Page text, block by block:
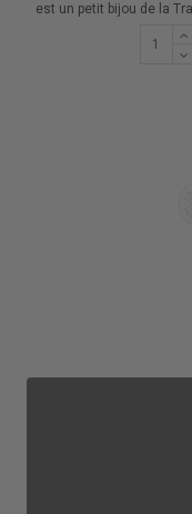
est un petit bijou de la
Les Rhums de Tradition
Rhum Eminente Vieux